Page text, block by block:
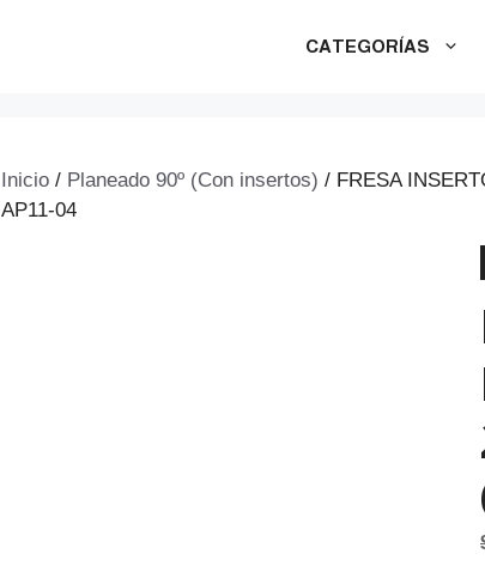
CATEGORÍAS
Inicio / Planeado 90º (Con insertos) / FRESA
AP11-04